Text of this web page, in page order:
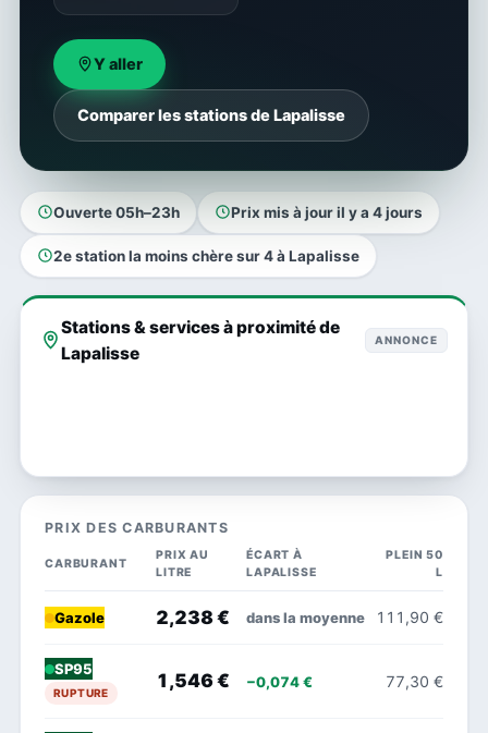
Y aller
Comparer les stations de Lapalisse
Ouverte 05h–23h Prix mis à jour il y a 4 jours
2e station la moins chère sur 4 à Lapalisse
Stations & services à proximité de
Lapalisse
ANNONCE
PRIX DES CARBURANTS
CARBURANT
PRIX AU
LITRE
ÉCART À
LAPALISSE
PLEIN 50
L
Gazole 2,238 € dans la moyenne 111,90 €
SP95
RUPTURE
1,546 € −0,074 € 77,30 €